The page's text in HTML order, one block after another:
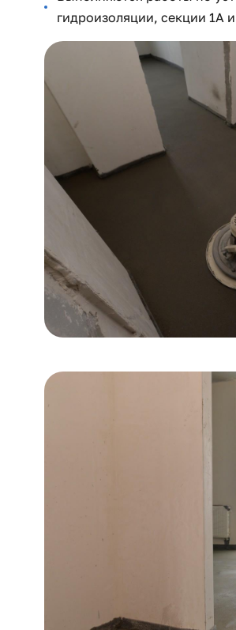
гидроизоляции, секции 1А